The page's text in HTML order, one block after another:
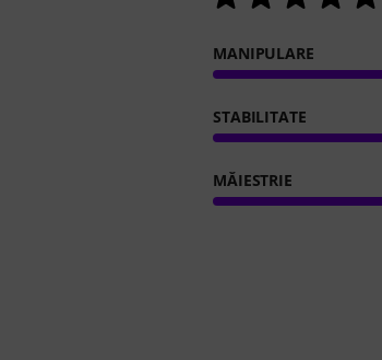
MANIPULARE
STABILITATE
MĂIESTRIE